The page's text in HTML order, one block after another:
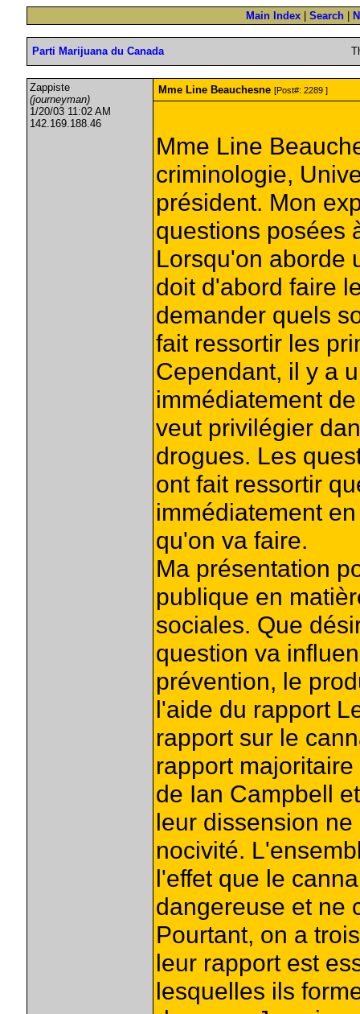
Main Index Search
Parti Marijuana du Canada
Zappiste
(journeyman)
1/20/03 11:02 AM
142.169.188.46
Mme Line Beauchesne [Post#: 2289 ]
Mme Line
criminologie,
président. Mon
questions posées
Lorsqu'on aborde
doit d'abord faire
demander quels
fait ressortir les
Cependant, il y a
immédiatement
veut privilégier
drogues. Les
ont fait ressortir
immédiatement
qu'on va faire.
Ma présentation
publique en
sociales. Que
question va
prévention, le
l'aide du rapport
rapport sur le
rapport
de Ian Campbell
leur dissension
nocivité.
l'effet que le
dangereuse et ne
Pourtant, on a
leur rapport est
lesquelles ils